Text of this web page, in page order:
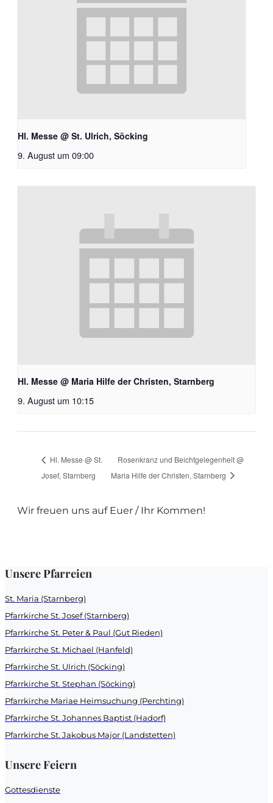
Hl. Messe @ St. Ulrich, Söcking
9. August um 09:00
Hl. Messe @ Maria Hilfe der Christen, Starnberg
9. August um 10:15
Hl. Messe @ St.
Josef, Starnberg
Rosenkranz und Beichtgelegenheit @
Maria Hilfe der Christen, Starnberg
Wir freuen uns auf Euer / Ihr Kommen!
Unsere Pfarreien
St. Maria (Starnberg)
Pfarrkirche St. Josef (Starnberg)
Pfarrkirche St. Peter & Paul (Gut Rieden)
Pfarrkirche St. Michael (Hanfeld)
Pfarrkirche St. Ulrich (Söcking)
Pfarrkirche St. Stephan (Söcking)
Pfarrkirche Mariae Heimsuchung (Perchting)
Pfarrkirche St. Johannes Baptist (Hadorf)
Pfarrkirche St. Jakobus Major (Landstetten)
Unsere Feiern
Gottesdienste